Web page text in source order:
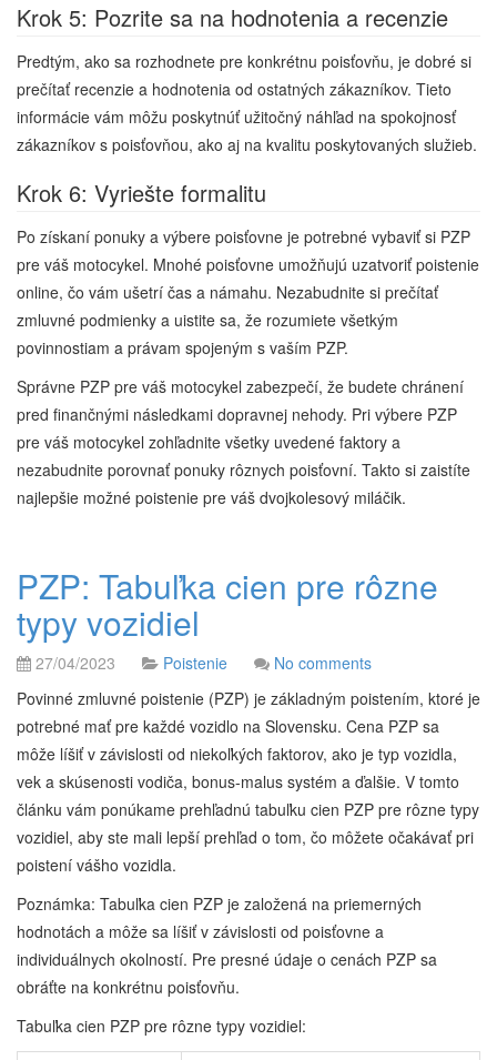
Krok 5: Pozrite sa na hodnotenia a recenzie
Predtým, ako sa rozhodnete pre konkrétnu poisťovňu, je dobré si
prečítať recenzie a hodnotenia od ostatných zákazníkov. Tieto
informácie vám môžu poskytnúť užitočný náhľad na spokojnosť
zákazníkov s poisťovňou, ako aj na kvalitu poskytovaných služieb.
Krok 6: Vyriešte formalitu
Po získaní ponuky a výbere poisťovne je potrebné vybaviť si PZP
pre váš motocykel. Mnohé poisťovne umožňujú uzatvoriť poistenie
online, čo vám ušetrí čas a námahu. Nezabudnite si prečítať
zmluvné podmienky a uistite sa, že rozumiete všetkým
povinnostiam a právam spojeným s vaším PZP.
Správne PZP pre váš motocykel zabezpečí, že budete chránení
pred finančnými následkami dopravnej nehody. Pri výbere PZP
pre váš motocykel zohľadnite všetky uvedené faktory a
nezabudnite porovnať ponuky rôznych poisťovní. Takto si zaistíte
najlepšie možné poistenie pre váš dvojkolesový miláčik.
PZP: Tabuľka cien pre rôzne
typy vozidiel
27/04/2023 Poistenie
No comments
Povinné zmluvné poistenie (PZP) je základným poistením, ktoré je
potrebné mať pre každé vozidlo na Slovensku. Cena PZP sa
môže líšiť v závislosti od niekoľkých faktorov, ako je typ vozidla,
vek a skúsenosti vodiča, bonus-malus systém a ďalšie. V tomto
článku vám ponúkame prehľadnú tabuľku cien PZP pre rôzne typy
vozidiel, aby ste mali lepší prehľad o tom, čo môžete očakávať pri
poistení vášho vozidla.
Poznámka: Tabuľka cien PZP je založená na priemerných
hodnotách a môže sa líšiť v závislosti od poisťovne a
individuálnych okolností. Pre presné údaje o cenách PZP sa
obráťte na konkrétnu poisťovňu.
Tabuľka cien PZP pre rôzne typy vozidiel: